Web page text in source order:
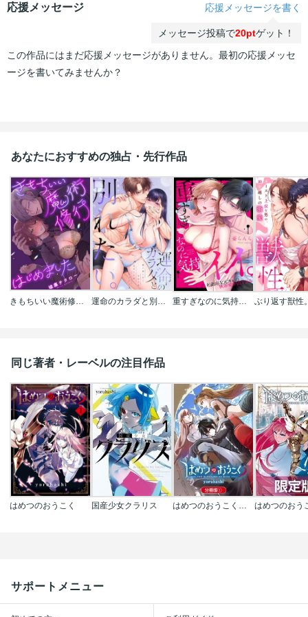
応援メッセージ 応援メッセージを書く
メッセージ投稿で20ptゲット！
この作品にはまだ応援メッセージがありません。最初の応援メッセ
ージを書いてみませんか？
あなたにおすすめの独占・先行作品
同じ著者・レーベルの注目作品
はめつのおうこく 国産少女クラリス
サポートメニュー